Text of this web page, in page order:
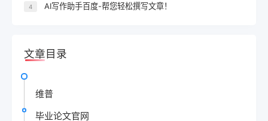
4 AI写作助手百度-帮您轻松撰写文章！
文章目录
维普
毕业论文官网